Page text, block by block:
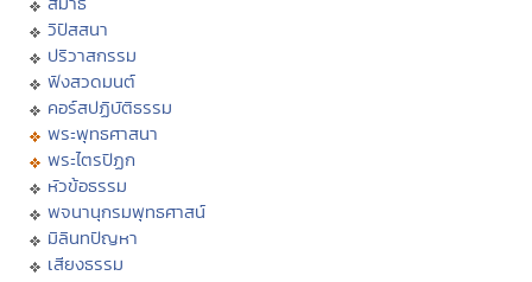
วิปัสสนา
ปริวาสกรรม
ฟังสวดมนต์
คอร์สปฏิบัติธรรม
พระพุทธศาสนา
พระไตรปิฏก
หัวข้อธรรม
พจนานุกรมพุทธศาสน์
มิลินทปัญหา
เสียงธรรม